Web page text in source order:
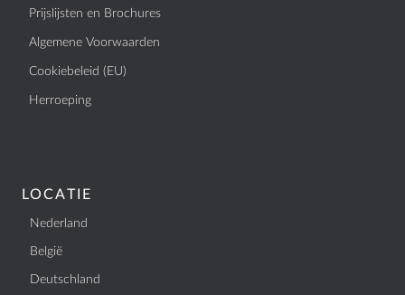
Prijslijsten en Brochures
Algemene Voorwaarden
Cookiebeleid (EU)
Herroeping
LOCATIE
Nederland
België
Deutschland